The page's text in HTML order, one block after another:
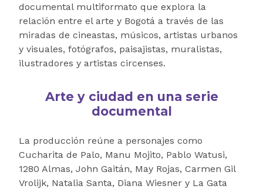
documental multiformato que explora la
relación entre el arte y Bogotá a través de las
miradas de cineastas, músicos, artistas urbanos
y visuales, fotógrafos, paisajistas, muralistas,
ilustradores y artistas circenses.
Arte y ciudad en una serie
documental
La producción reúne a personajes como
Cucharita de Palo, Manu Mojito, Pablo Watusi,
1280 Almas, John Gaitán, May Rojas, Carmen Gil
Vrolijk, Natalia Santa, Diana Wiesner y La Gata